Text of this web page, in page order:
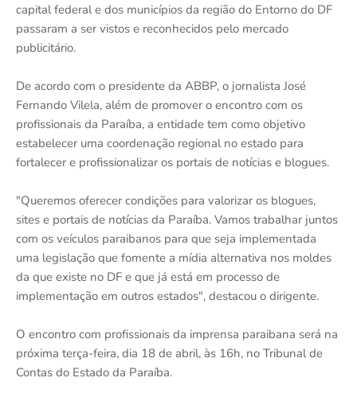
capital federal e dos municípios da região do Entorno do DF
passaram a ser vistos e reconhecidos pelo mercado
publicitário.
De acordo com o presidente da ABBP, o jornalista José
Fernando Vilela, além de promover o encontro com os
profissionais da Paraíba, a entidade tem como objetivo
estabelecer uma coordenação regional no estado para
fortalecer e profissionalizar os portais de notícias e blogues.
"Queremos oferecer condições para valorizar os blogues,
sites e portais de notícias da Paraíba. Vamos trabalhar juntos
com os veículos paraibanos para que seja implementada
uma legislação que fomente a mídia alternativa nos moldes
da que existe no DF e que já está em processo de
implementação em outros estados", destacou o dirigente.
O encontro com profissionais da imprensa paraibana será na
próxima terça-feira, dia 18 de abril, às 16h, no Tribunal de
Contas do Estado da Paraíba.